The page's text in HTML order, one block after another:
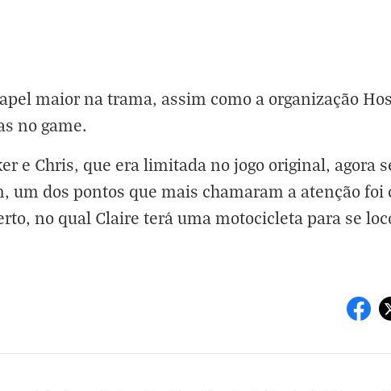
maior na trama, assim como a organização
no game.
e Chris, que era limitada no jogo original, agora
um dos pontos que mais chamaram a atenção foi
no qual Claire terá uma motocicleta para se